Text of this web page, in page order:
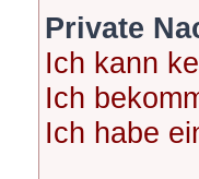
Private
Ich kann
Ich
Ich habe